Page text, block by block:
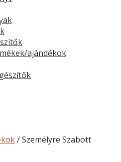
ajándékok
/ Személyre Szabott